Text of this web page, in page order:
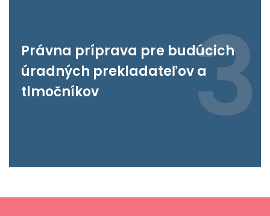
3
Právna príprava pre budúcich
úradných prekladateľov a
tlmočníkov